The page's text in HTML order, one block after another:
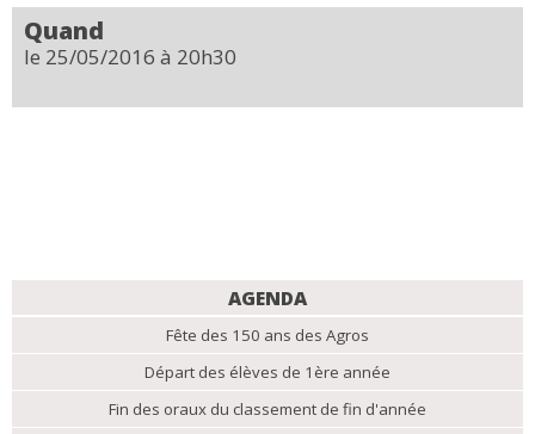
Quand
le 25/05/2016 à 20h30
AGENDA
Fête des 150 ans des Agros
Départ des élèves de 1ère année
Fin des oraux du classement de fin d'année